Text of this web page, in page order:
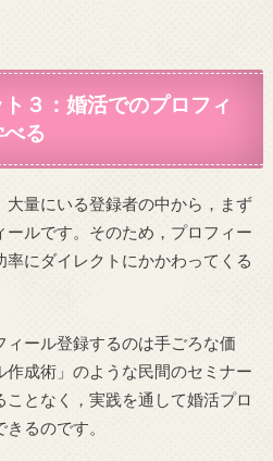
３：婚活でのプロフィ
る
量にいる登録者の中から，まず
ルです。そのため，プロフィー
にダイレクトにかかわってくる
ィール登録するのは手ごろな価
成術」のような民間のセミナー
となく，実践を通して婚活プロ
るのです。